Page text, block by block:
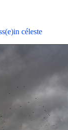
céleste